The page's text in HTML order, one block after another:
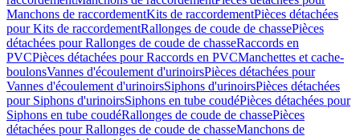
Manchons de raccordementKits de raccordementPièces détachées
pour Kits de raccordementRallonges de coude de chassePièces
détachées pour Rallonges de coude de chasseRaccords en
PVCPièces détachées pour Raccords en PVCManchettes et cache-
boulonsVannes d'écoulement d'urinoirsPièces détachées pour
Vannes d'écoulement d'urinoirsSiphons d'urinoirsPièces détachées
pour Siphons d'urinoirsSiphons en tube coudéPièces détachées pour
Siphons en tube coudéRallonges de coude de chassePièces
détachées pour Rallonges de coude de chasseManchons de